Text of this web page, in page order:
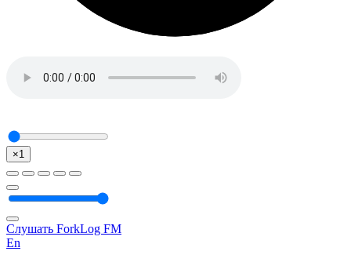
×1
Слушать ForkLog FM
En